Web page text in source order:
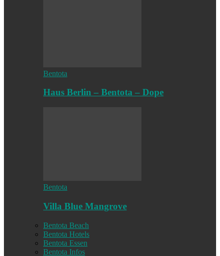
Bentota
Haus Berlin – Bentota – Dope
Bentota
Villa Blue Mangrove
Bentota Beach
Bentota Hotels
Bentota Essen
Bentota Infos